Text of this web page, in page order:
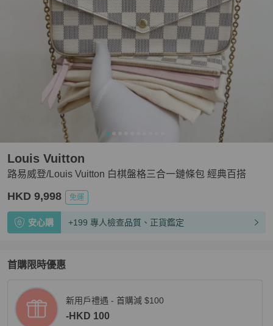
路易威登/Louis Vuitton 白棋盤格三合一鏈條包 經典百搭
Louis Vuitton
HKD 9,998 免運
安心購 +199 專人檢查品質、正貨鑑定
首購限時優惠
新用戶禮遇 - 首購減 $100
-HKD 100